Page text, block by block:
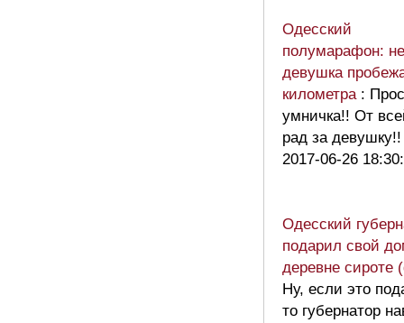
Одесский
полумарафон:
девушка
километра :
умничка!! От
рад за девушку!!
2017-06-26
Одесский
подарил свой
деревне сироте
Ну, если это
то губернатор